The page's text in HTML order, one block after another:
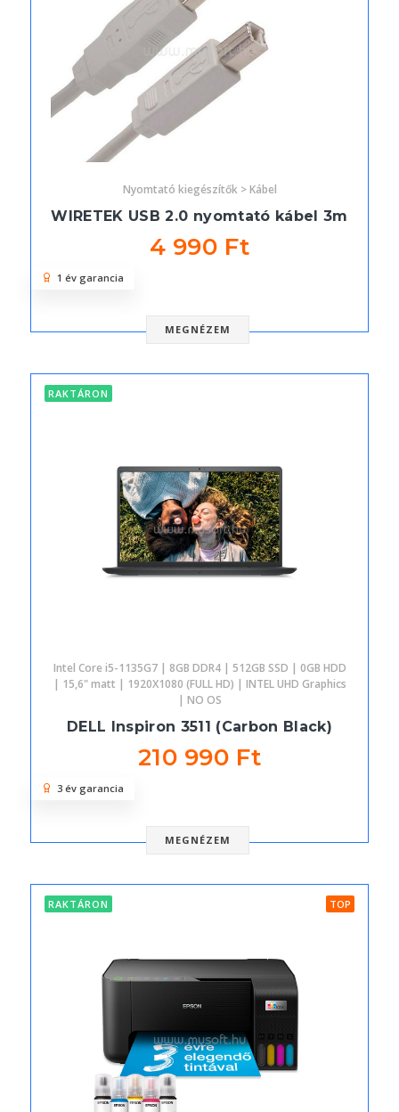
Nyomtató kiegészítők > Kábel
WIRETEK USB 2.0 nyomtató kábel 3m
4 990 Ft
MEGNÉZEM
1 év garancia
RAKTÁRON
Intel Core i5-1135G7 | 8GB DDR4 | 512GB SSD | 0GB HDD
| 15,6" matt | 1920X1080 (FULL HD) | INTEL UHD Graphics
| NO OS
DELL Inspiron 3511 (Carbon Black)
210 990 Ft
MEGNÉZEM
3 év garancia
RAKTÁRON TOP